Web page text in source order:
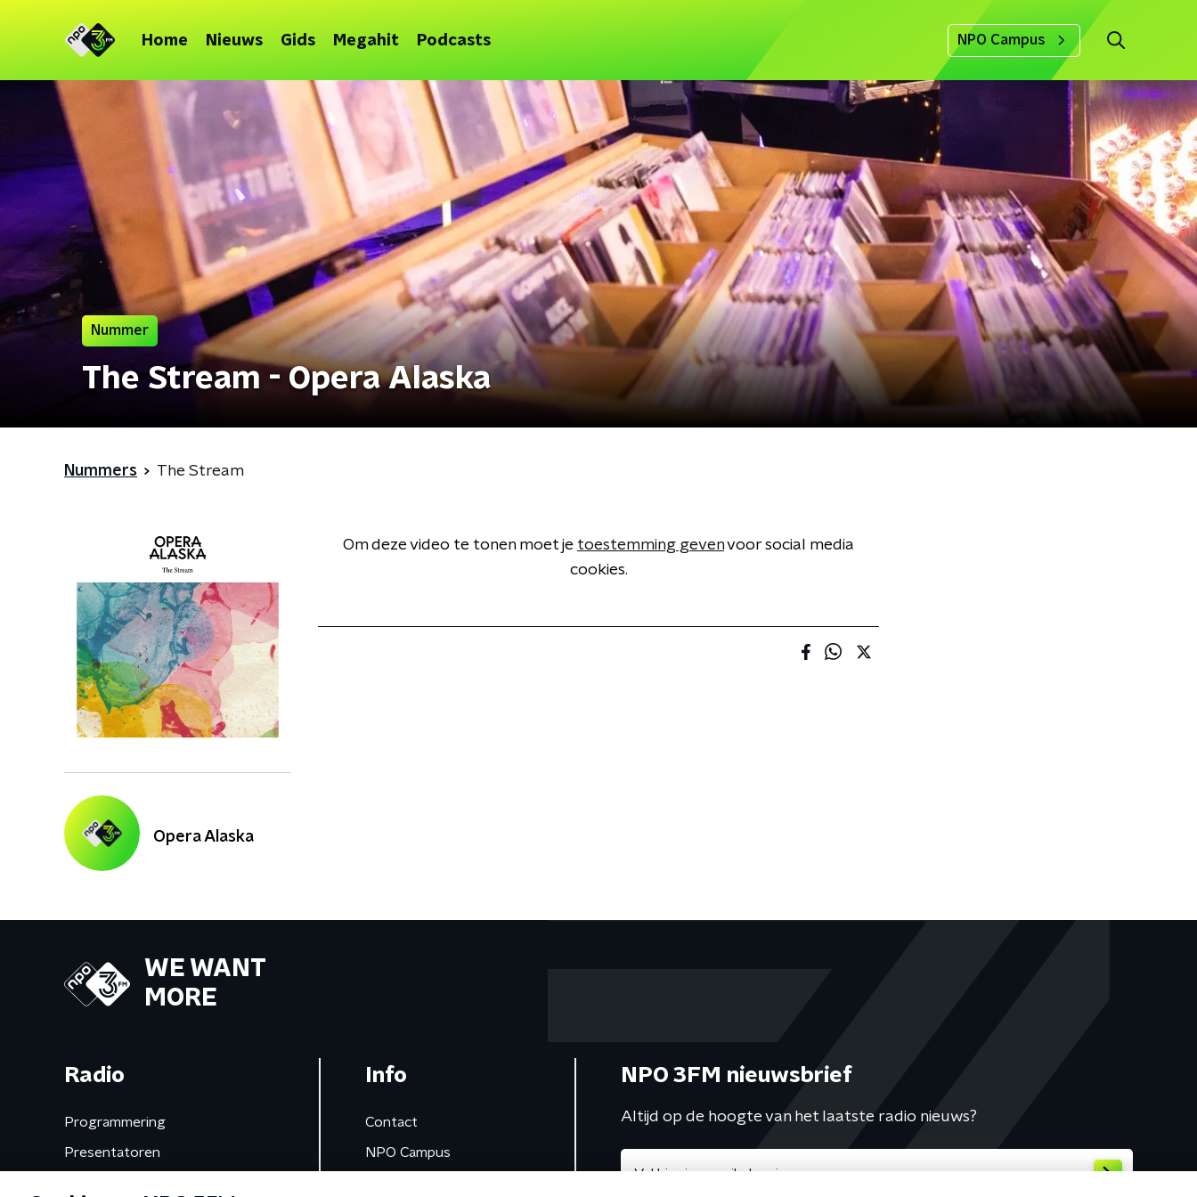
Home Nieuws Gids Megahit Podcasts NPO Campus
Nummer
The Stream - Opera Alaska
Nummers The Stream
Opera Alaska
Om deze video te tonen moet je toestemming gevenvoor social media
cookies.
WE WANT
MORE
Radio
Programmering
Presentatoren
Info
Contact
NPO Campus
NPO 3FM nieuwsbrief
Altijd op de hoogte van het laatste radio nieuws?